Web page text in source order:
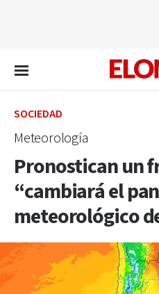
SOCIEDAD
Meteorología
Pronostican un
“cambiará el
meteorológico